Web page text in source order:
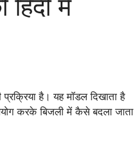
हिंदी में
है। यह मॉडल दिखाता है
करके बिजली में कैसे बदला जाता